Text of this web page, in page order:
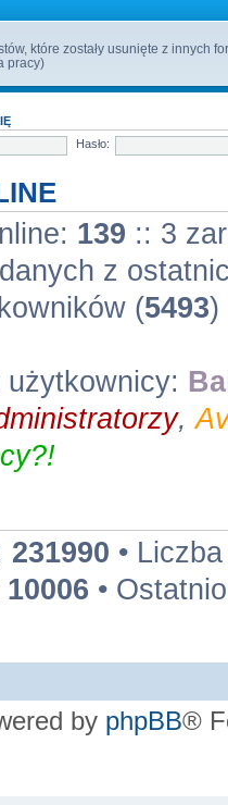
które zostały usunięte z innych
pracy)
Hasło:
139 :: 3
z
(5493)
,
231990 •
10006 •
by phpBB®